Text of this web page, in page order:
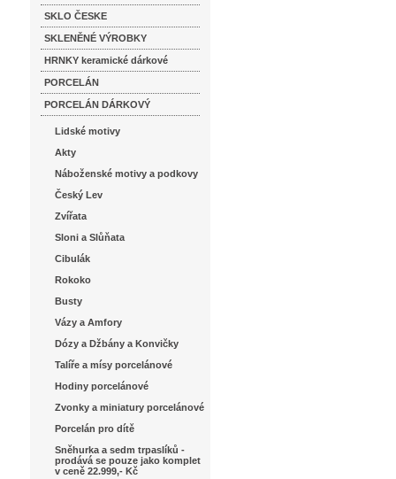
SKLO ČESKE
SKLENĚNÉ VÝROBKY
HRNKY keramické dárkové
PORCELÁN
PORCELÁN DÁRKOVÝ
Lidské motivy
Akty
Náboženské motivy a podkovy
Český Lev
Zvířata
Sloni a Slůňata
Cibulák
Rokoko
Busty
Vázy a Amfory
Dózy a Džbány a Konvičky
Talíře a mísy porcelánové
Hodiny porcelánové
Zvonky a miniatury porcelánové
Porcelán pro dítě
Sněhurka a sedm trpaslíků -
prodává se pouze jako komplet
v ceně 22.999,- Kč